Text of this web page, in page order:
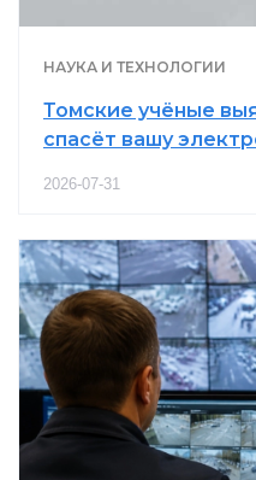
НАУКА И ТЕХНОЛОГИИ
Томские учёные
спасёт вашу
2026-07-31